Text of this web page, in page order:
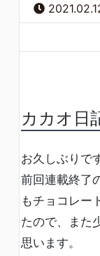
カカオ日
お久しぶりで
前回連載終了
もチョコレー
たので、また
思います。